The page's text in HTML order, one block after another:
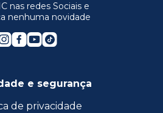
nas redes Sociais e
nenhuma novidade
e segurança
de privacidade